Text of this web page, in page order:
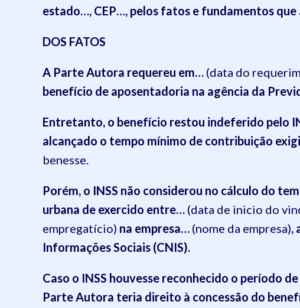
estado…, CEP…, pelos fatos e fundamentos que
DOS FATOS
A Parte Autora requereu em… (data do
benefício de aposentadoria na agência da
Entretanto, o benefício restou indeferido pelo
alcançado o tempo mínimo de contribuição
benesse.
Porém, o INSS não considerou no cálculo do
urbana de exercido entre… (data de inicio do
empregatício) na empresa… (nome da empresa),
Informações Sociais (CNIS).
Caso o INSS houvesse reconhecido o período
Parte Autora teria direito à concessão do